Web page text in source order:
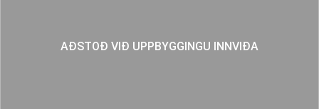
AÐSTOÐ VIÐ UPPBYGGINGU INNVIÐA